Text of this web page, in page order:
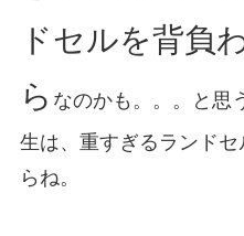
ドセルを背負
ら なのかも。。。と思
生は、重すぎるランド
らね。